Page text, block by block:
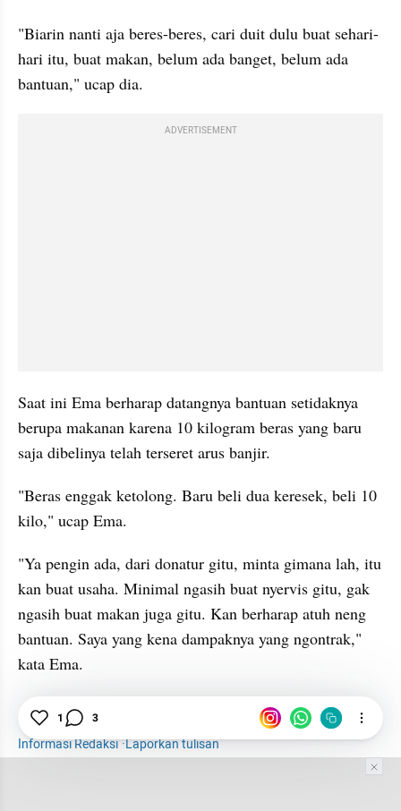
"Biarin nanti aja beres-beres, cari duit dulu buat sehari-
hari itu, buat makan, belum ada banget, belum ada
bantuan," ucap dia.
ADVERTISEMENT
Saat ini Ema berharap datangnya bantuan setidaknya
berupa makanan karena 10 kilogram beras yang baru
saja dibelinya telah terseret arus banjir.
"Beras enggak ketolong. Baru beli dua keresek, beli 10
kilo," ucap Ema.
"Ya pengin ada, dari donatur gitu, minta gimana lah, itu
kan buat usaha. Minimal ngasih buat nyervis gitu, gak
ngasih buat makan juga gitu. Kan berharap atuh neng
bantuan. Saya yang kena dampaknya yang ngontrak,"
kata Ema.
Banjir Kabupaten Bandung
Mesin Jahit
Informasi Redaksi·Laporkan tulisan
1 3